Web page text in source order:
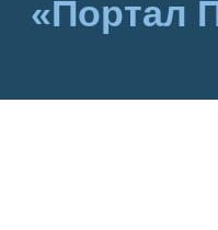
«Портал